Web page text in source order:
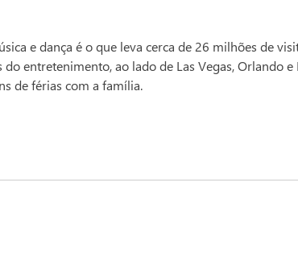
e dança é o que leva cerca de 26 milhões de
entretenimento, ao lado de Las Vegas, Orlando e
de férias com a família.